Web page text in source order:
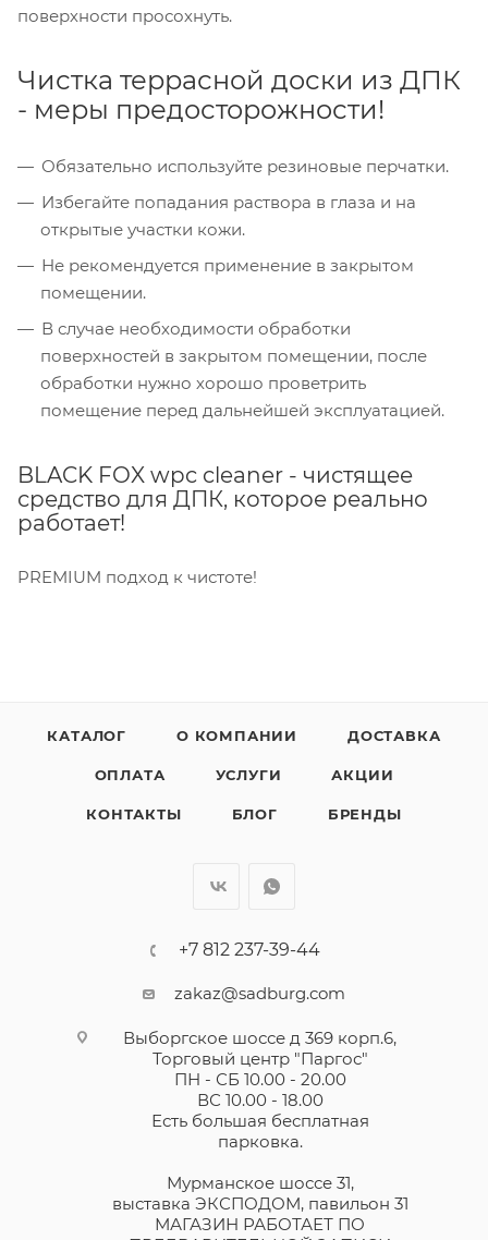
поверхности просохнуть.
Чистка террасной доски из ДПК
- меры предосторожности!
Обязательно используйте резиновые перчатки.
Избегайте попадания раствора в глаза и на
открытые участки кожи.
Не рекомендуется применение в закрытом
помещении.
В случае необходимости обработки
поверхностей в закрытом помещении, после
обработки нужно хорошо проветрить
помещение перед дальнейшей эксплуатацией.
BLACK FOX wpc cleaner - чистящее
средство для ДПК, которое реально
работает!
PREMIUM подход к чистоте!
КАТАЛОГ О КОМПАНИИ ДОСТАВКА
ОПЛАТА УСЛУГИ АКЦИИ
КОНТАКТЫ БЛОГ БРЕНДЫ
+7 812 237-39-44
zakaz@sadburg.com
Выборгское шоссе д 369 корп.6,
Торговый центр "Паргос"
ПН - СБ 10.00 - 20.00
ВС 10.00 - 18.00
Есть большая бесплатная
парковка.
Мурманское шоссе 31,
выставка ЭКСПОДОМ, павильон 31
МАГАЗИН РАБОТАЕТ ПО